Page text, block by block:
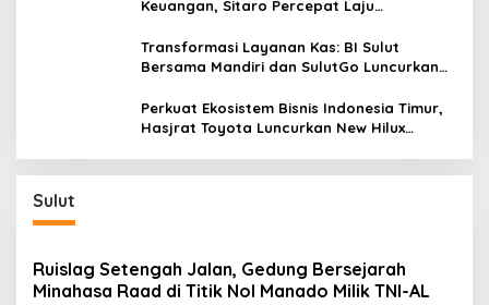
Keuangan, Sitaro Percepat Laju
Transformasi Layanan Kas: BI Sulut
Bersama Mandiri dan SulutGo Luncurkan
Kepulauan
Perkuat Ekosistem Bisnis Indonesia Timur,
Hasjrat Toyota Luncurkan New Hilux
Sulut
Ruislag Setengah Jalan, Gedung Bersejarah
Minahasa Raad di Titik Nol Manado Milik TNI-AL